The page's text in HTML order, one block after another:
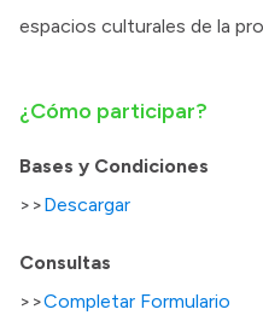
espacios culturales de la
¿Cómo participar?
Bases y Condiciones
>>Descargar
Consultas
>>Completar Formulario